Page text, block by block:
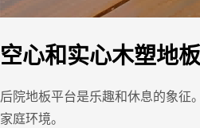
空心和实心木塑地
后院地板平台是乐趣和休息的象征
家庭环境。